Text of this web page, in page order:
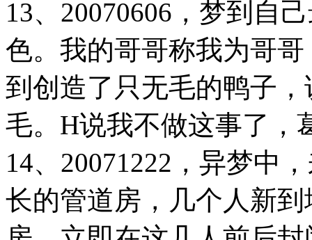
13、20070606，梦到自
色。我的哥哥称我为哥
到创造了只无毛的鸭子
毛。H说我不做这事了，
14、20071222，异梦中
长的管道房，几个人新